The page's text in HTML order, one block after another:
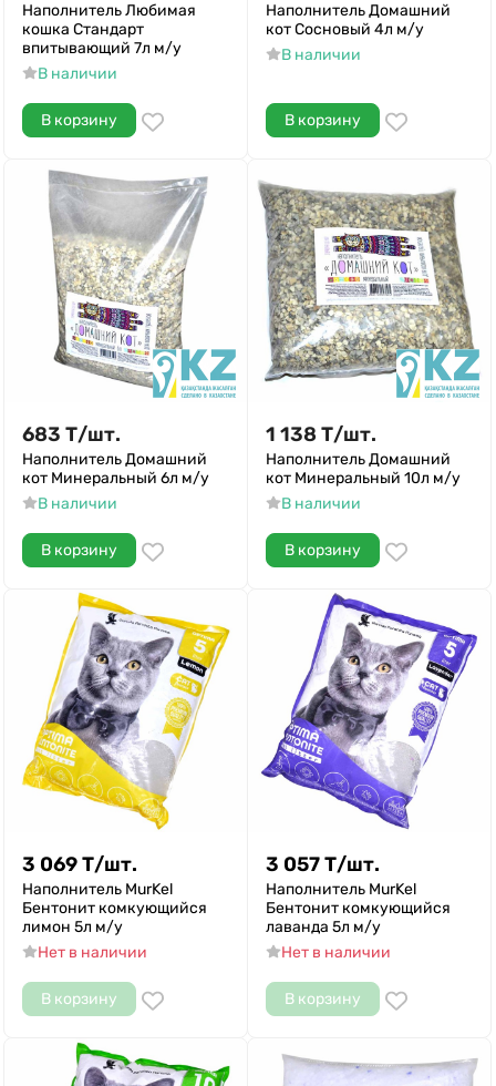
Наполнитель Любимая
кошка Стандарт
впитывающий 7л м/у
В наличии
В корзину
Наполнитель Домашний
кот Сосновый 4л м/у
В наличии
В корзину
683 Т/шт.
Наполнитель Домашний
кот Минеральный 6л м/у
В наличии
В корзину
1 138 Т/шт.
Наполнитель Домашний
кот Минеральный 10л м/у
В наличии
В корзину
3 069Т/шт.
Наполнитель MurKel
Бентонит комкующийся
лимон 5л м/у
Нет в наличии
В корзину
3 057Т/шт.
Наполнитель MurKel
Бентонит комкующийся
лаванда 5л м/у
Нет в наличии
В корзину